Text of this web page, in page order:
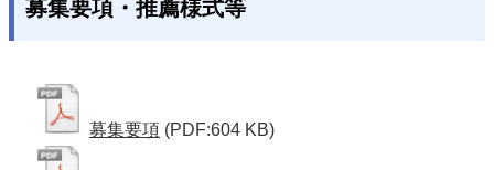
募集要項・推薦様式等
募集要項 (PDF:604 KB)